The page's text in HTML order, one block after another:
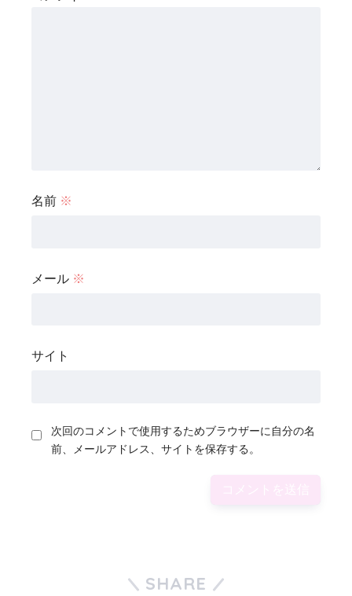
名前 ※
メール ※
サイト
次回のコメントで使用するためブラウザーに自分の名
前、メールアドレス、サイトを保存する。
SHARE